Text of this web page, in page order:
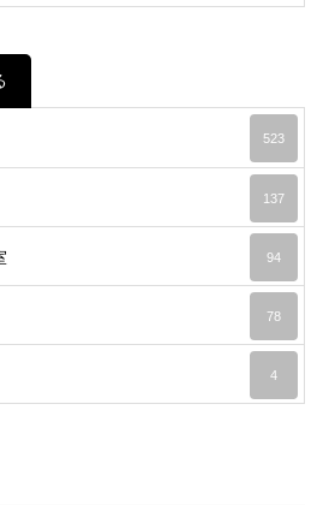
523
137
94
78
4